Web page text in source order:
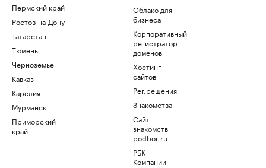
Пермский край
Ростов-на-Дону
Татарстан
Тюмень
Черноземье
Кавказ
Карелия
Мурманск
Приморский
край
Облако для
бизнеса
Корпоративный
регистратор
доменов
Хостинг
сайтов
Рег.решения
Знакомства
Сайт
знакомств
podbor.ru
РБК
Компании